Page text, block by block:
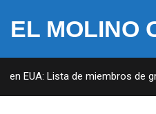
EL MOLINO
EUA: Lista de miembros de